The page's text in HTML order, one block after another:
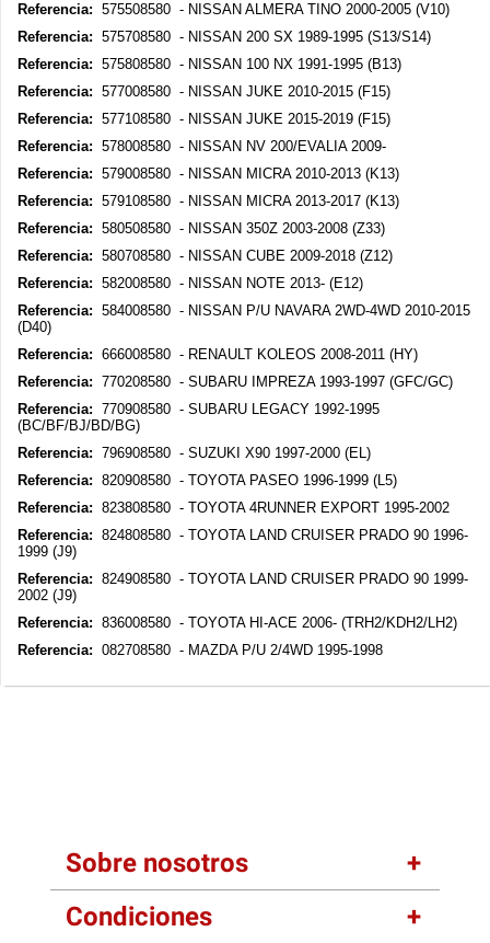
Referencia: 575508580 - NISSAN ALMERA TINO 2000-2005 (V10)
Referencia: 575708580 - NISSAN 200 SX 1989-1995 (S13/S14)
Referencia: 575808580 - NISSAN 100 NX 1991-1995 (B13)
Referencia: 577008580 - NISSAN JUKE 2010-2015 (F15)
Referencia: 577108580 - NISSAN JUKE 2015-2019 (F15)
Referencia: 578008580 - NISSAN NV 200/EVALIA 2009-
Referencia: 579008580 - NISSAN MICRA 2010-2013 (K13)
Referencia: 579108580 - NISSAN MICRA 2013-2017 (K13)
Referencia: 580508580 - NISSAN 350Z 2003-2008 (Z33)
Referencia: 580708580 - NISSAN CUBE 2009-2018 (Z12)
Referencia: 582008580 - NISSAN NOTE 2013- (E12)
Referencia: 584008580 - NISSAN P/U NAVARA 2WD-4WD 2010-2015
(D40)
Referencia: 666008580 - RENAULT KOLEOS 2008-2011 (HY)
Referencia: 770208580 - SUBARU IMPREZA 1993-1997 (GFC/GC)
Referencia: 770908580 - SUBARU LEGACY 1992-1995
(BC/BF/BJ/BD/BG)
Referencia: 796908580 - SUZUKI X90 1997-2000 (EL)
Referencia: 820908580 - TOYOTA PASEO 1996-1999 (L5)
Referencia: 823808580 - TOYOTA 4RUNNER EXPORT 1995-2002
Referencia: 824808580 - TOYOTA LAND CRUISER PRADO 90 1996-
1999 (J9)
Referencia: 824908580 - TOYOTA LAND CRUISER PRADO 90 1999-
2002 (J9)
Referencia: 836008580 - TOYOTA HI-ACE 2006- (TRH2/KDH2/LH2)
Referencia: 082708580 - MAZDA P/U 2/4WD 1995-1998
Sobre nosotros
Condiciones